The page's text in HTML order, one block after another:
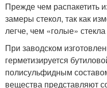
Прежде чем распакетить
замеры стекол, так как
легче, чем «голые»
При заводском
герметизируется
полисульфидным
вещества представляют